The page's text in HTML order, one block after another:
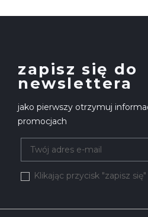
zapisz się do
newslettera
jako pierwszy otrzymuj
promocjach
Klikając przycisk "zapisz